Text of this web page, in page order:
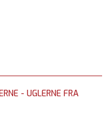
- UGLERNE FRA